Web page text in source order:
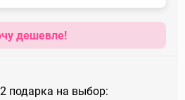
дешевле!
подарка на выбор: